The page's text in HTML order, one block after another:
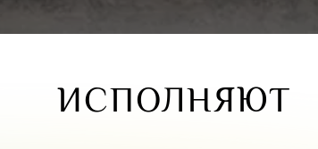
ИСПОЛНЯЮТ